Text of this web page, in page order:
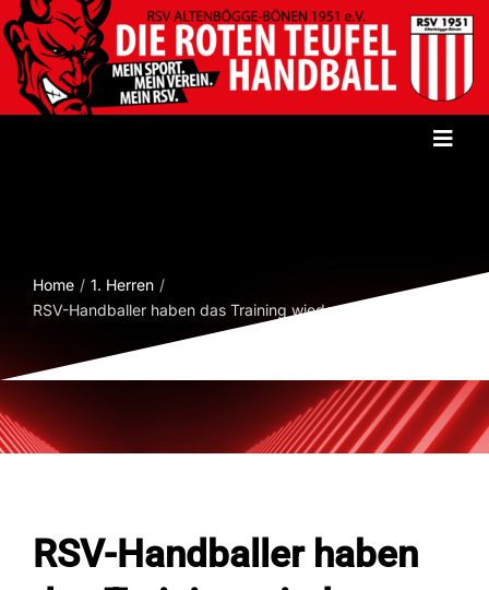
Zum
Inhalt
springen
Damen
Fans
Home
1. Herren
RSV-Handballer haben das Training wieder aufgenommen
RSV-Handballer haben